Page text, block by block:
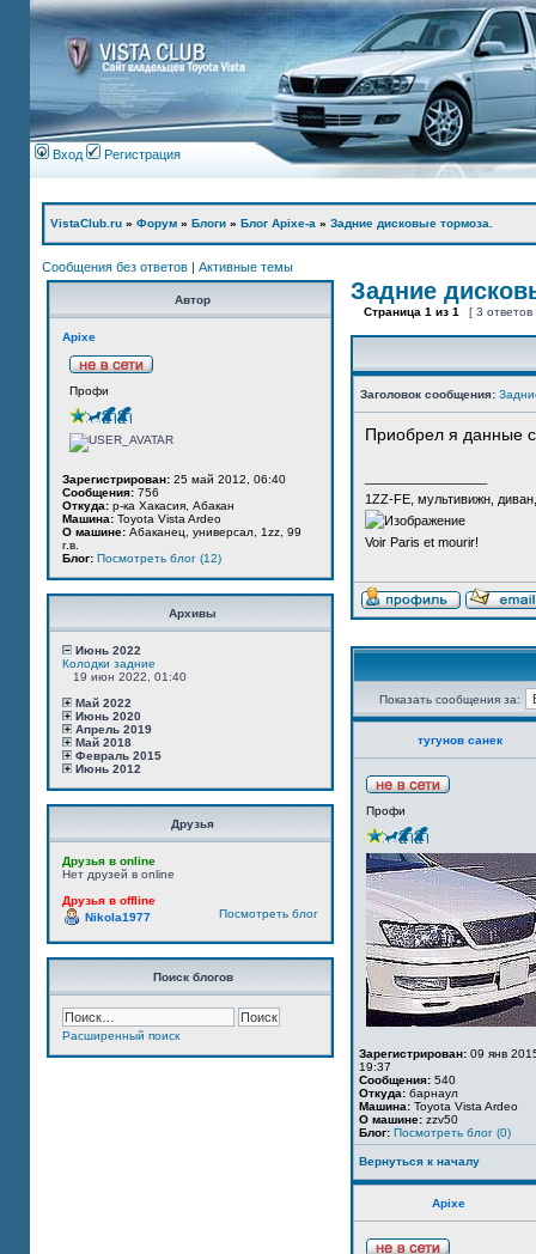
Вход Регистрация
VistaClub.ru » Форум » Блоги » Блог Apixe-а » Задние дисковые тормоза.
Сообщения без ответов | Активные темы
Автор
Apixe
Профи
Зарегистрирован: 25 май 2012, 06:40
Сообщения: 756
Откуда: р-ка Хакасия, Абакан
Машина: Toyota Vista Ardeo
О машине: Абаканец, универсал, 1zz, 99
г.в.
Блог: Посмотреть блог (12)
Архивы
Июнь 2022
Колодки задние
19 июн 2022, 01:40
Май 2022
Июнь 2020
Апрель 2019
Май 2018
Февраль 2015
Июнь 2012
Друзья
Друзья в online
Нет друзей в online
Друзья в offline
Посмотреть блог
Nikola1977
Поиск блогов
Расширенный поиск
Задние
Страница 1 из 1 [ 3
Заголовок сообщения:
Приобрел я данные
1ZZ-FE, мультивижн,
Voir Paris et mourir!
Показать сообщения за:
тугунов санек
Профи
Зарегистрирован: 09 янв
19:37
Сообщения: 540
Откуда: барнаул
Машина: Toyota Vista Ardeo
О машине: zzv50
Блог: Посмотреть блог (0)
Вернуться к началу
Apixe